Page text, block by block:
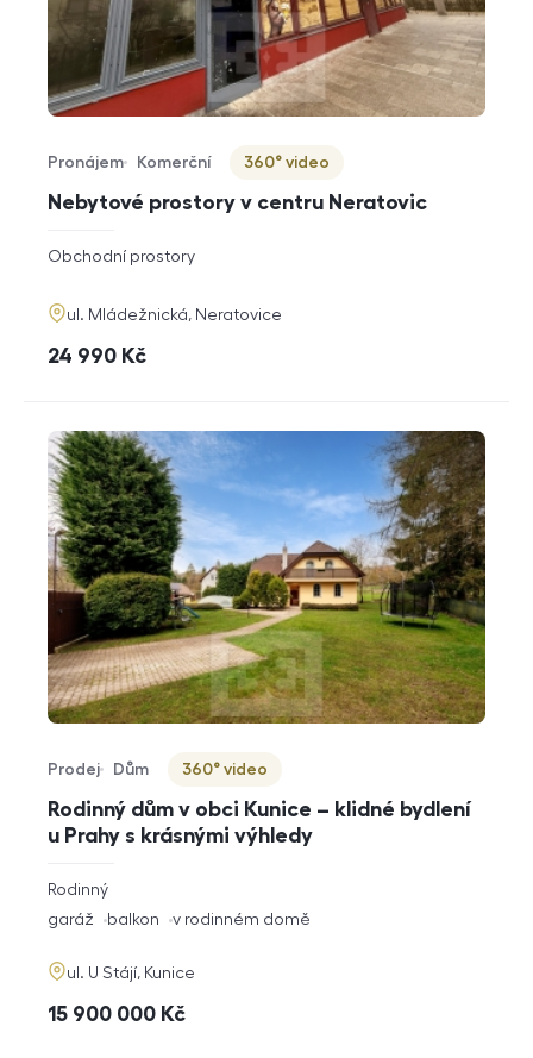
Nebytové prostory v centru Neratovic
Typ nabídky
Pronájem
Typ nemovitosti
Komerční
Virtuální prohlídka
360° video
rozměry
dispozice
Obchodní prostory
adresa
ul. Mládežnická, Neratovice
cena
24 990 Kč
Rodinný dům v obci Kunice – klidné bydlení
u Prahy s krásnými výhledy
Typ nabídky
Prodej
Typ nemovitosti
Dům
Virtuální prohlídka
360° video
rozměry
dispozice
Rodinný
funkce
garáž balkon v rodinném domě
adresa
ul. U Stájí, Kunice
cena
15 900 000 Kč